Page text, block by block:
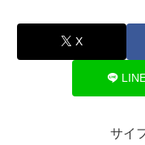
X
サイ